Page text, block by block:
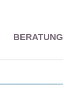
BERATUNG